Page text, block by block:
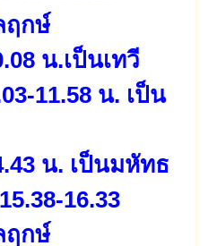
ฤกษ์
น.เป็นเทวี
11.58 น. เป็น
น. เป็นมหัทธ
16.33
ฤกษ์